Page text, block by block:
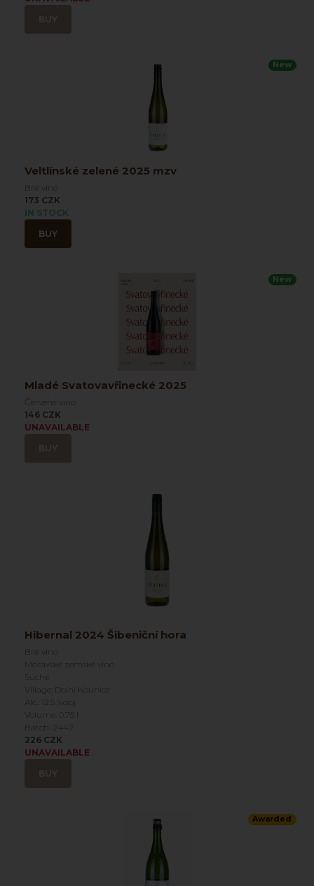
New
Veltlínské zelené 2025 mzv
Bílé víno
173 CZK
IN STOCK
BUY
New
Mladé Svatovavřinecké 2025
Červené víno
146 CZK
UNAVAILABLE
Hibernal 2024 Šibeniční hora
Bílé víno
Moravské zemské víno
Suché
Village: Dolní Kounice
Alc.: 12.5 %obj
Volume: 0.75 l
Batch: 2442
226 CZK
UNAVAILABLE
Awarded